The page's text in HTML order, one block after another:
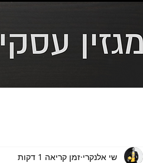
שי אלנקרי זמן קריאה 1 דקות